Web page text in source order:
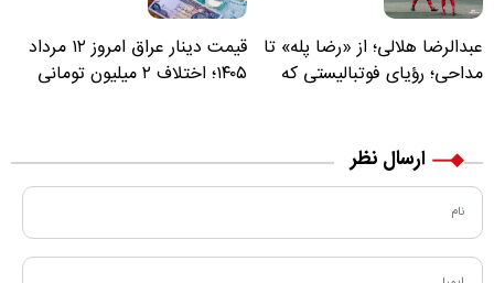
عبدالرضا هلالی؛ از «رضا پله» تا
مداحی؛ رؤیای فوتبالیستی که
قیمت دینار عراق امروز ۱۲ مرداد
۱۴۰۵؛ اختلاف ۲ میلیون تومانی
ارسال نظر